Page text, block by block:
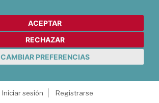
ACEPTAR
RECHAZAR
CAMBIAR PREFERENCIAS
Iniciar sesión
Registrarse